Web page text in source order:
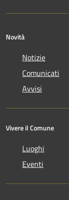
Novità
Notizie
Comunicati
Avvisi
Vivere il Comune
Luoghi
Eventi